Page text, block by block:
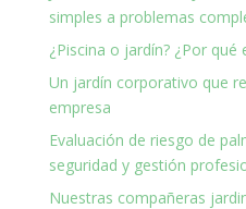
simples a problemas
¿Piscina o jardín? ¿Por qué
Un jardín corporativo que
empresa
Evaluación de riesgo de
seguridad y gestión
Nuestras compañeras